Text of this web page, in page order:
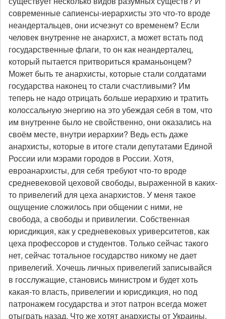
современные сапиенсы-иерархисты это что-то вроде
неандертальцев, они исчезнут со временем? Если
человек внутренне не анархист, а может встать под
государственные флаги, то он как неандерталец,
который пытается притвориться краманьонцем?
Может быть те анархисты, которые стали солдатами
государства наконец то стали счастливыми? Им
теперь не надо отрицать больше иерархию и тратить
колоссальную энергию на это убеждая себя в том, что
им внутренне было не свойственно, они оказались на
своём месте, внутри иерархии? Ведь есть даже
анархисты, которые в итоге стали депутатами Единой
России или мэрами городов в России. Хотя,
евроанархисты, для себя требуют что-то вроде
средневековой цеховой свободы, выраженной в каких-
то привелегий для цеха анархистов. У меня такое
ощущение сложилось при общении с ними, не
свобода, а свободы и привилегии. Собственная
юрисдикция, как у средневековых уриверситетов, как
цеха профессоров и студентов. Только сейчас такого
нет, сейчас тотальное государство никому не дает
привелегий. Хочешь личных привелегий записывайся
в госслужащие, становись министром и будет хоть
какая-то власть, привелегии и юрисдикция, но под
патронажем государства и этот патрон всегда может
отыграть назад. Что же хотят анархисты от Украины,